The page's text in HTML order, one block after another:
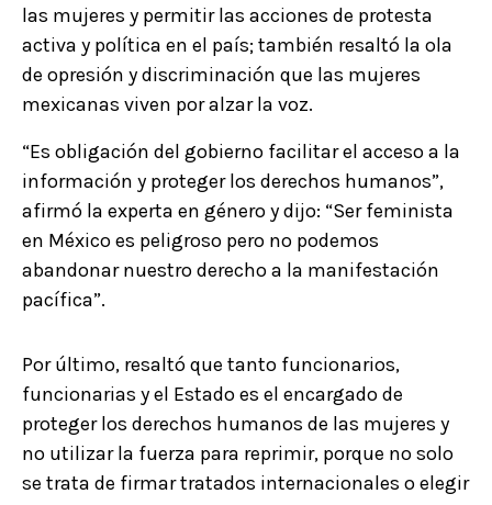
las mujeres y permitir las acciones de protesta
activa y política en el país; también resaltó la ola
de opresión y discriminación que las mujeres
mexicanas viven por alzar la voz.
“Es obligación del gobierno facilitar el acceso a la
información y proteger los derechos humanos”,
afirmó la experta en género y dijo: “Ser feminista
en México es peligroso pero no podemos
abandonar nuestro derecho a la manifestación
pacífica”.
Por último, resaltó que tanto funcionarios,
funcionarias y el Estado es el encargado de
proteger los derechos humanos de las mujeres y
no utilizar la fuerza para reprimir, porque no solo
se trata de firmar tratados internacionales o elegir